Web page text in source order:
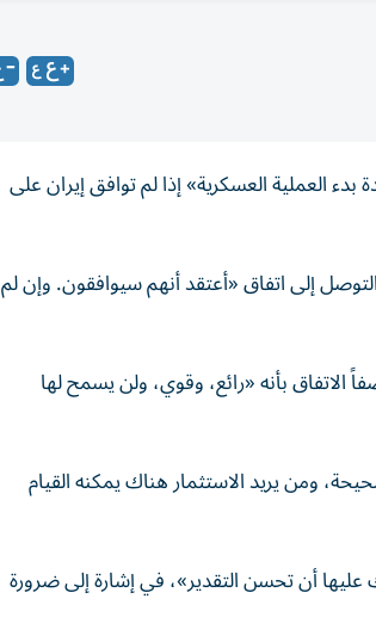
العملية العسكرية» إذا لم ⁠توافق إيران على
​إلى ‌اتفاق «أعتقد ‌أنهم سيوافقون. وإن لم
بأنه «رائع، وقوي، ولن يسمح لها
صندوق بـ300 مليار دولار لإيران غير صحيحة، ومن يريد الاستثمار هناك يمكنه القيام
أن تحسن التقدير»، في إشارة إلى ضرورة